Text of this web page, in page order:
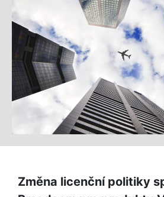
Změna licenční politiky